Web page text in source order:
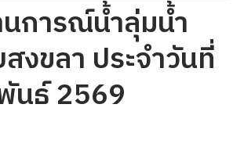
การณ์น้ำลุ่มน้ำ
สงขลา ประจำวันที่
นธ์ 2569